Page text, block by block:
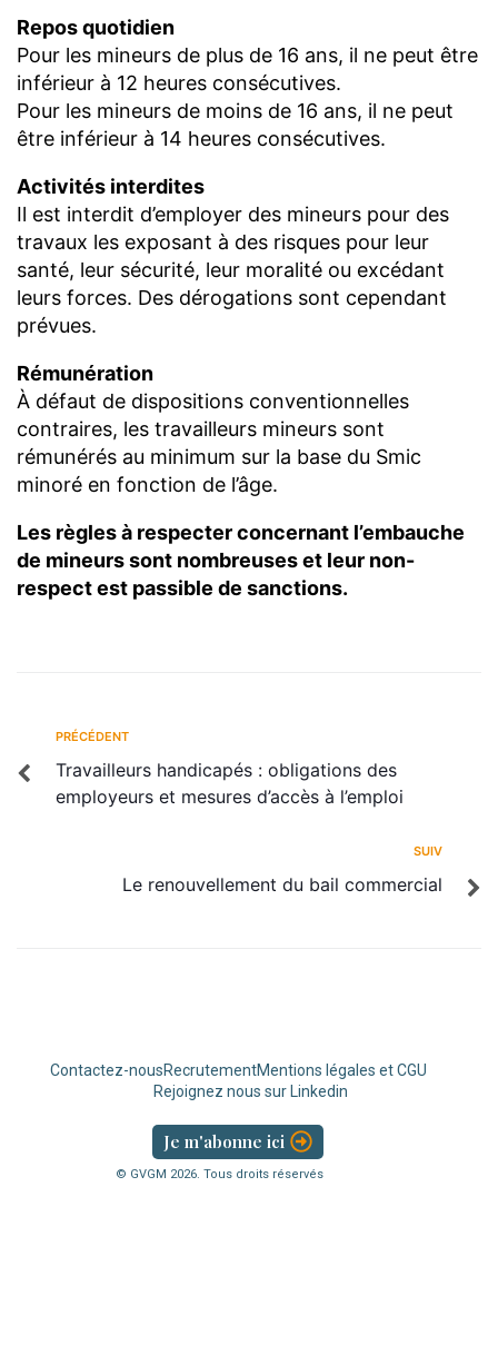
Repos quotidien
Pour les mineurs de plus de 16 ans, il ne peut être
inférieur à 12 heures consécutives.
Pour les mineurs de moins de 16 ans, il ne peut
être inférieur à 14 heures consécutives.
Activités interdites
Il est interdit d’employer des mineurs pour des
travaux les exposant à des risques pour leur
santé, leur sécurité, leur moralité ou excédant
leurs forces. Des dérogations sont cependant
prévues.
Rémunération
À défaut de dispositions conventionnelles
contraires, les travailleurs mineurs sont
rémunérés au minimum sur la base du Smic
minoré en fonction de l’âge.
Les règles à respecter concernant l’embauche
de mineurs sont nombreuses et leur non-
respect est passible de sanctions.
PRÉCÉDENT
Travailleurs handicapés : obligations des
employeurs et mesures d’accès à l’emploi
SUIV
Le renouvellement du bail commercial
Contactez-nousRecrutementMentions légales et CGU
Rejoignez nous sur Linkedin
Je m'abonne ici
© GVGM 2026. Tous droits réservés